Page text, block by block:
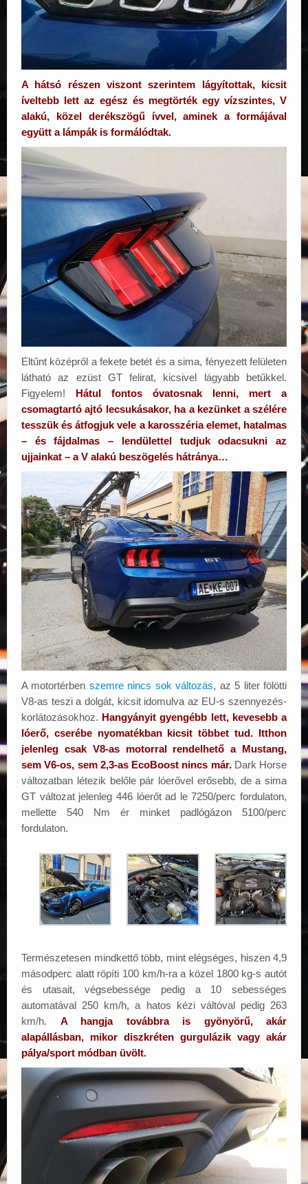
A hátsó részen viszont szerintem lágyítottak, kicsit
íveltebb lett az egész és megtörték egy vízszintes, V
alakú, közel derékszögű ívvel, aminek a formájával
együtt a lámpák is formálódtak.
Eltűnt középről a fekete betét és a sima, fényezett felületen
látható az ezüst GT felirat, kicsivel lágyabb betűkkel.
Figyelem! Hátul fontos óvatosnak lenni, mert a
csomagtartó ajtó lecsukásakor, ha a kezünket a szélére
tesszük és átfogjuk vele a karosszéria elemet, hatalmas
– és fájdalmas – lendülettel tudjuk odacsukni az
ujjainkat – a V alakú beszögelés hátránya…
A motortérben szemre nincs sok változás, az 5 liter fölötti
V8-as teszi a dolgát, kicsit idomulva az EU-s szennyezés-
korlátozásokhoz. Hangyányit gyengébb lett, kevesebb a
lóerő, cserébe nyomatékban kicsit többet tud. Itthon
jelenleg csak V8-as motorral rendelhető a Mustang,
sem V6-os, sem 2,3-as EcoBoost nincs már. Dark Horse
változatban létezik belőle pár lóerővel erősebb, de a sima
GT változat jelenleg 446 lóerőt ad le 7250/perc fordulaton,
mellette 540 Nm ér minket padlógázon 5100/perc
fordulaton.
Természetesen mindkettő több, mint elégséges, hiszen 4,9
másodperc alatt röpíti 100 km/h-ra a közel 1800 kg-s autót
és utasait, végsebessége pedig a 10 sebességes
automatával 250 km/h, a hatos kézi váltóval pedig 263
km/h. A hangja továbbra is gyönyörű, akár
alapállásban, mikor diszkréten gurgulázik vagy akár
pálya/sport módban üvölt.